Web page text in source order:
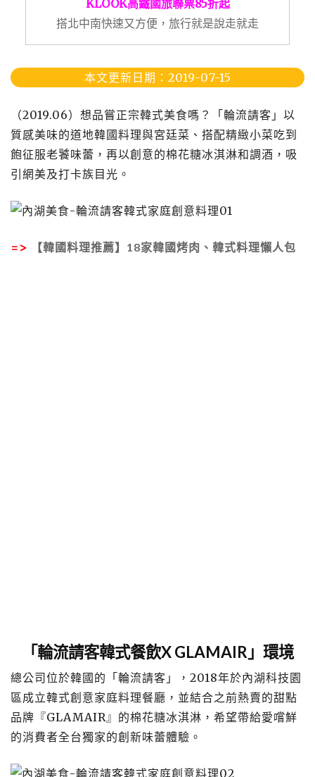
KLOOK高鐵國旅聯票85折起
搭北中南快速又方便，旅行就是說走就走
本文更新日期：2019-07-15
（2019.06）想品嘗正宗韓式美食嗎？「輪流請客」以
質感美味的道地韓國料理與宮廷菜、搭配精緻小菜吃到
飽征服老饕味蕾，再以創意的棉花糖冰淇淋和調酒，吸
引網美及打卡族目光。
=> 【韓國料理推薦】18家韓國烤肉、韓式料理懶人包
「輪流請客韓式餐飲X GLAMAIR」環境
總公司位於韓國的「輪流請客」，2018年於內湖科技園
區成立韓式創意家庭料理餐廳，並結合之前熱賣的甜點
品牌『GLAMAIR』的棉花糖冰淇淋，希望帶給愛嚐鮮
的消費者全台獨家的創新味蕾體驗。